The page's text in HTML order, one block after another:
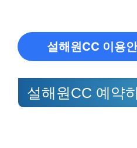
설해원CC 이용
설해원CC 예약